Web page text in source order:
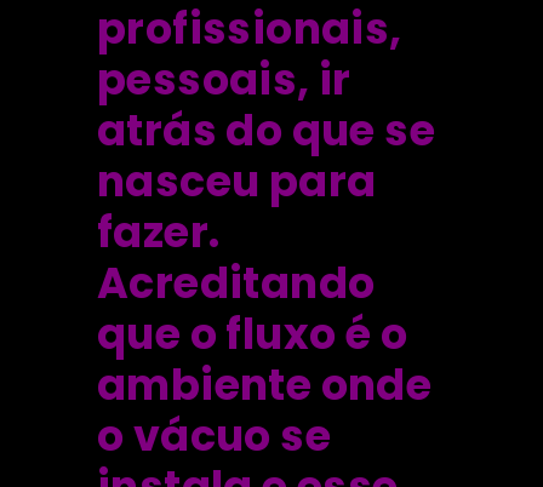
profissionais,
pessoais, ir
atrás do que se
nasceu para
fazer.
Acreditando
que o fluxo é o
ambiente onde
o vácuo se